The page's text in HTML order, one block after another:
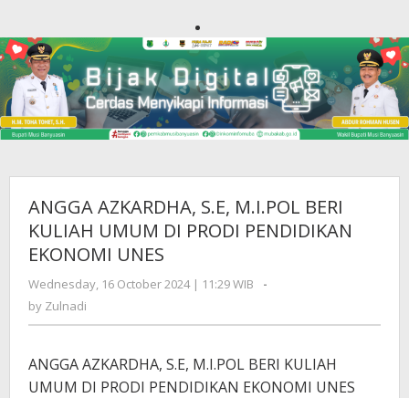
ANGGA AZKARDHA, S.E, M.I.POL BERI
KULIAH UMUM DI PRODI PENDIDIKAN
EKONOMI UNES
Wednesday, 16 October 2024 | 11:29 WIB
by
-
by Zulnadi
ANGGA AZKARDHA, S.E, M.I.POL BERI KULIAH
UMUM DI PRODI PENDIDIKAN EKONOMI UNES